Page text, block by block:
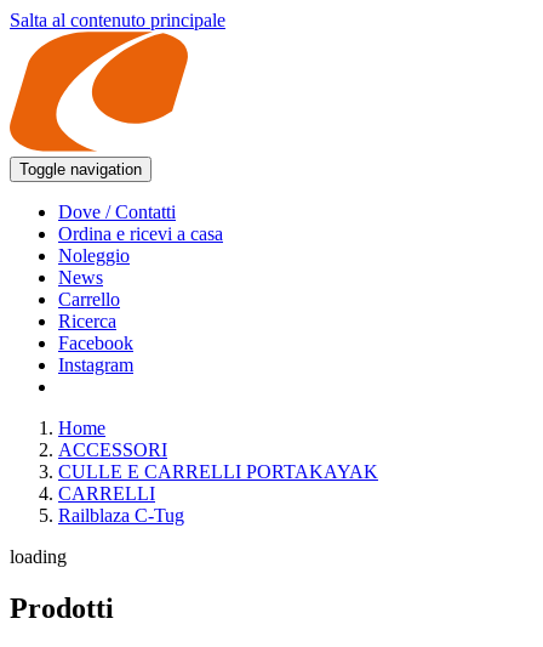
Salta al contenuto principale
Toggle navigation
Dove / Contatti
Ordina e ricevi a casa
Noleggio
News
Carrello
Ricerca
Facebook
Instagram
Home
ACCESSORI
CULLE E CARRELLI PORTAKAYAK
CARRELLI
Railblaza C-Tug
loading
Prodotti